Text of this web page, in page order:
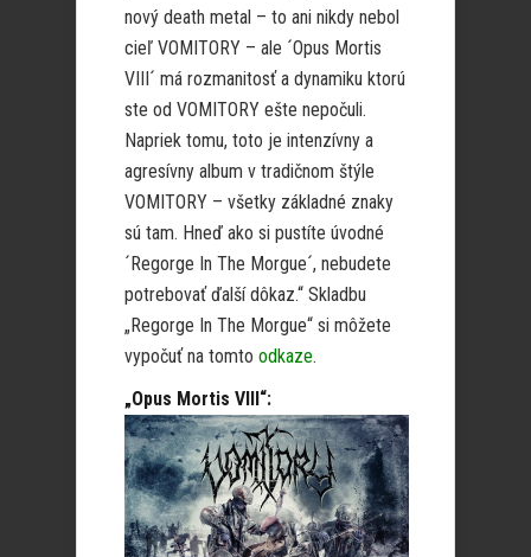
nový death metal – to ani nikdy nebol
cieľ VOMITORY – ale ´Opus Mortis
VIII´ má rozmanitosť a dynamiku ktorú
ste od VOMITORY ešte nepočuli.
Napriek tomu, toto je intenzívny a
agresívny album v tradičnom štýle
VOMITORY – všetky základné znaky
sú tam. Hneď ako si pustíte úvodné
´Regorge In The Morgue´, nebudete
potrebovať ďalší dôkaz.“ Skladbu
„Regorge In The Morgue“ si môžete
vypočuť na tomto odkaze.
„Opus Mortis VIII“: